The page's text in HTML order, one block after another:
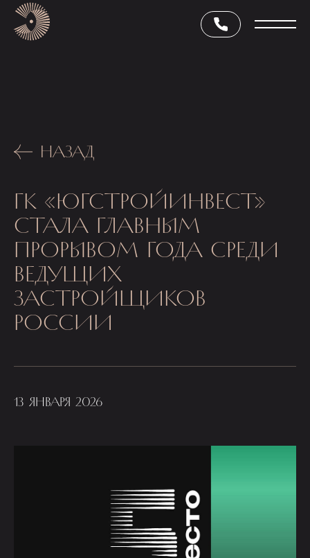
НАЗАД
ГК «ЮГСТРОЙИНВЕСТ»
СТАЛА ГЛАВНЫМ
ПРОРЫВОМ ГОДА СРЕДИ
ВЕДУЩИХ
ЗАСТРОЙЩИКОВ
РОССИИ
13 ЯНВАРЯ 2026